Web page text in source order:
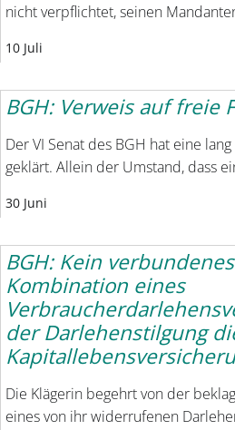
nicht verpflichtet, seinen
10 Juli
BGH: Verweis auf freie
Der VI Senat des BGH hat eine
geklärt. Allein der Umstand, dass
30 Juni
BGH: Kein
Kombination eines
der Darlehenstilgung
Die Klägerin begehrt von der
eines von ihr widerrufenen